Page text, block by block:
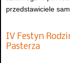
przedstawiciele
IV Festyn
Pasterza